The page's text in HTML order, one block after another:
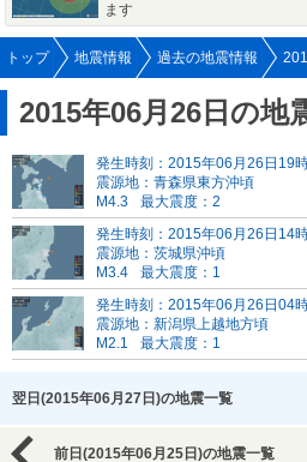
ます
トップ 地震情報 過去の地震情報
2015年06月26日の地
発生時刻：2015年06月26日19
震源地：青森県東方沖頃
M4.3
最大震度：2
発生時刻：2015年06月26日14
震源地：茨城県沖頃
M3.4
最大震度：1
発生時刻：2015年06月26日04
震源地：新潟県上越地方頃
M2.1
最大震度：1
翌日(2015年06月27日)の地震一覧
前日(2015年06月25日)の地震一覧